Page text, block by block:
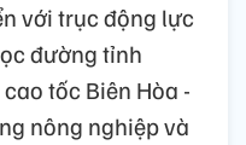
với trục động lực
đường tỉnh
tốc Biên Hòa -
nông nghiệp và